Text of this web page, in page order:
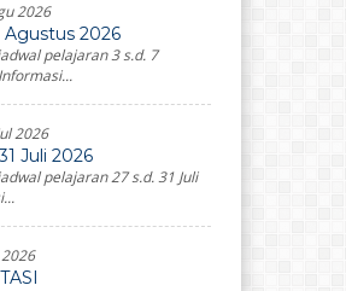
2026
Agustus 2026
pelajaran 3 s.d. 7
2026
Juli 2026
pelajaran 27 s.d. 31 Juli